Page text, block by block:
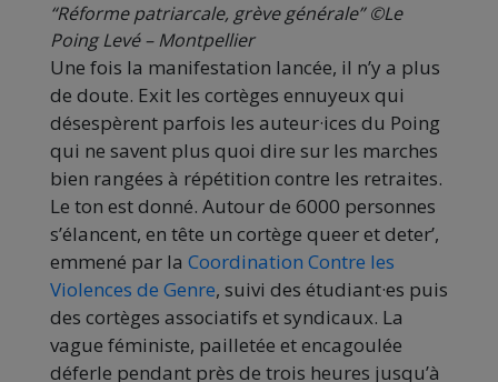
“Réforme patriarcale, grève générale” ©Le
Poing Levé – Montpellier
Une fois la manifestation lancée, il n’y a plus
de doute. Exit les cortèges ennuyeux qui
désespèrent parfois les auteur·ices du Poing
qui ne savent plus quoi dire sur les marches
bien rangées à répétition contre les retraites.
Le ton est donné. Autour de 6000 personnes
s’élancent, en tête un cortège queer et deter’,
emmené par la Coordination Contre les
Violences de Genre, suivi des étudiant·es puis
des cortèges associatifs et syndicaux. La
vague féministe, pailletée et encagoulée
déferle pendant près de trois heures jusqu’à